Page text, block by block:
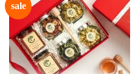
sale